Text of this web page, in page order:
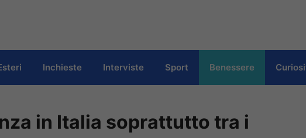
Inchieste Interviste Sport Benessere
in Italia soprattutto tra i